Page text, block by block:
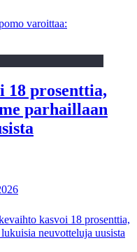
varoittaa:
18 prosenttia,
parhaillaan
kasvoi 18 prosenttia,
neuvotteluja uusista